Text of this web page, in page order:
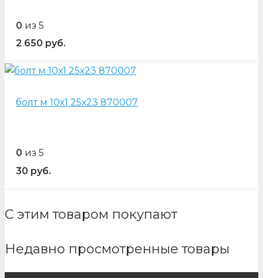
0 из 5
2 650 руб.
болт м 10х1 25х23 870007
0 из 5
30 руб.
С этим товаром покупают
Недавно просмотренные товары